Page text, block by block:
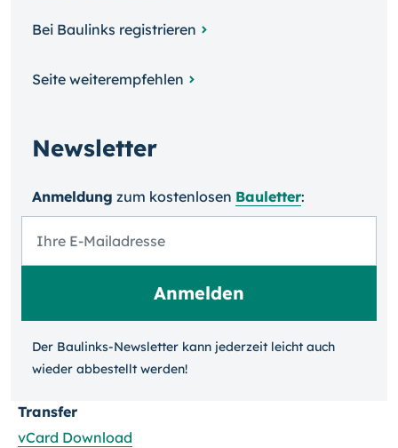
Bei Baulinks registrieren
Seite weiterempfehlen
Newsletter
Anmeldung zum kosten­losen Bauletter:
Der Baulinks-Newsletter kann jeder­zeit leicht auch
wieder ab­bestellt werden!
Transfer
vCard Download